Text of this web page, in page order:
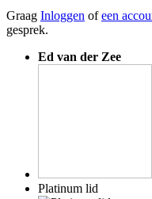
Graag Inloggen ofeen
gesprek.
Ed van der Zee
Platinum lid